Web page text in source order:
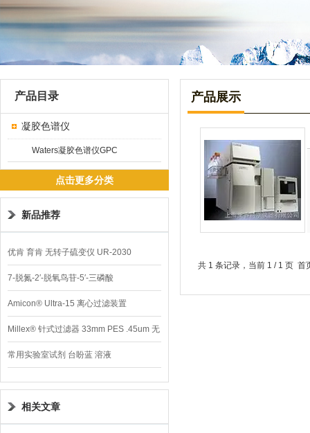
产品目录
凝胶色谱仪
Waters凝胶色谱仪GPC
点击更多分类
新品推荐
优肯 育肯 无转子硫变仪 UR-2030
7-脱氮-2′-脱氧鸟苷-5′-三磷酸
Amicon® Ultra-15 离心过滤装置
Millex® 针式过滤器 33mm PES .45um 无
菌
常用实验室试剂 台盼蓝 溶液
相关文章
产品展示
共 1 条记录，当前 1 / 1 页